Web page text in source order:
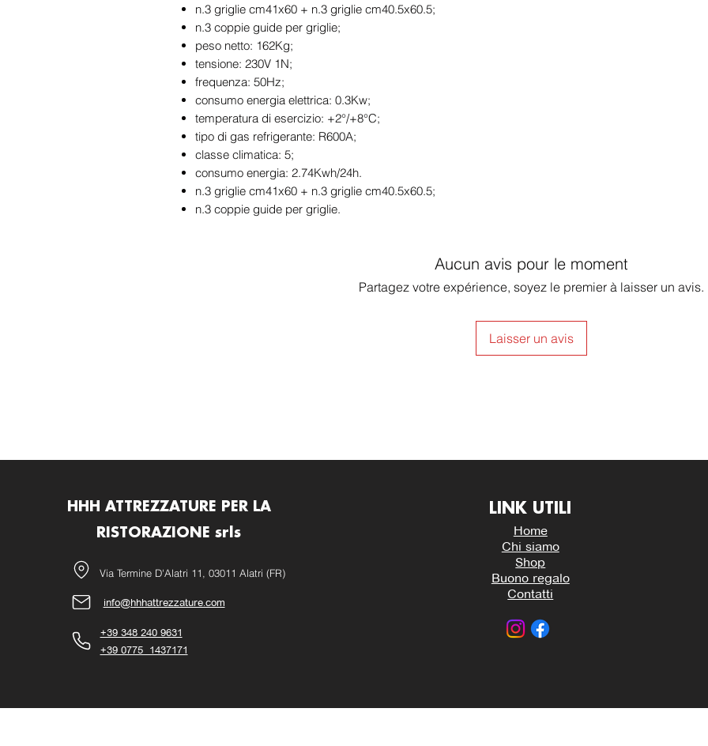
n.3 griglie cm41x60 + n.3 griglie cm40.5x60.5;
n.3 coppie guide per griglie;
peso netto: 162Kg;
tensione: 230V 1N;
frequenza: 50Hz;
consumo energia elettrica: 0.3Kw;
temperatura di esercizio: +2°/+8°C;
tipo di gas refrigerante: R600A;
classe climatica: 5;
consumo energia: 2.74Kwh/24h.
n.3 griglie cm41x60 + n.3 griglie cm40.5x60.5;
n.3 coppie guide per griglie.
Aucun avis pour le moment
Partagez votre expérience, soyez le premier à laisser un avis.
Laisser un avis
HHH ATTREZZATURE PER LA
RISTORAZIONE srls
Via Termine D'Alatri 11, 03011 Alatri (FR)
info@hhhattrezzature.com
+39 348 240 9631
+39 0775 1437171
LINK UTILI
Home
Chi siamo
Shop
Buono regalo
Contatti